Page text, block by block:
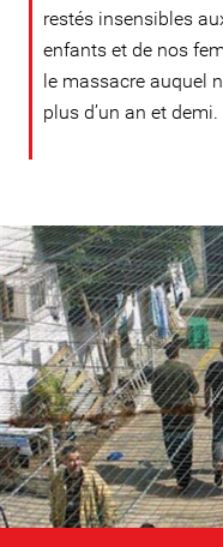
restés insensibles
enfants et de nos
le massacre auquel
plus d’un an et demi.
opt-
general-
context.jpg